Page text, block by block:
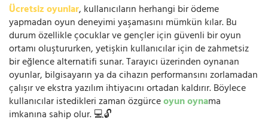
Ücretsiz oyunlar, kullanıcıların herhangi bir ödeme
yapmadan oyun deneyimi yaşamasını mümkün kılar. Bu
durum özellikle çocuklar ve gençler için güvenli bir oyun
ortamı oluştururken, yetişkin kullanıcılar için de zahmetsiz
bir eğlence alternatifi sunar. Tarayıcı üzerinden oynanan
oyunlar, bilgisayarın ya da cihazın performansını zorlamadan
çalışır ve ekstra yazılım ihtiyacını ortadan kaldırır. Böylece
kullanıcılar istedikleri zaman özgürceoyun oynama
imkanına sahip olur. 💻🔓